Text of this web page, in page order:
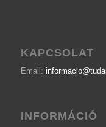
KAPCSOLAT
Email:
INFORMÁCIÓ